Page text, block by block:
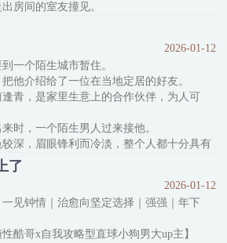
房间的室友撞见。
房东怎么没说我合租对象是女的。
情地玩游戏，杀对面杀得超神。
数次被弹幕调侃：颜值主播怎么跑来冒充
2026-01-12
一个陌生城市暂住。
他介绍给了一位在当地定居的好友。
青，是家里生意上的合作伙伴，为人可
时，一个陌生男人过来接他。
深，眉眼锋利而冷淡，整个人都十分具有
不是搞错了。
很少的蔺先生只是长得凶而已，人的确很
还一直十分贴心地照顾他。
和蔺先生相处得十分愉快，只
了
2026-01-12
见钟情｜治愈向坚定选择｜强强｜年下
酷哥x自我攻略型直球小狗男大up主】